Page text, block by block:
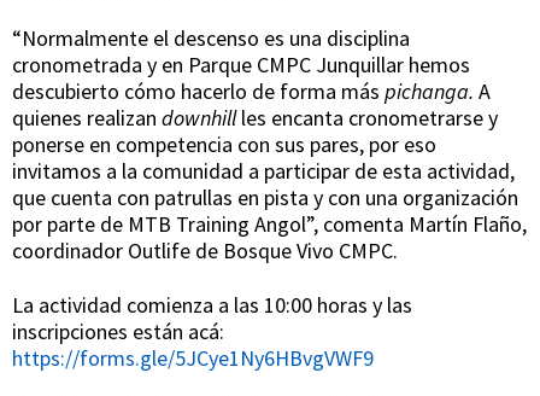
“Normalmente el descenso es una disciplina
cronometrada y en Parque CMPC Junquillar hemos
descubierto cómo hacerlo de forma más pichanga. A
quienes realizan downhillles encanta cronometrarse y
ponerse en competencia con sus pares, por eso
invitamos a la comunidad a participar de esta actividad,
que cuenta con patrullas en pista y con una organización
por parte de MTB Training Angol”, comenta Martín Flaño,
coordinador Outlife de Bosque Vivo CMPC.
La actividad comienza a las 10:00 horas y las
inscripciones están acá:
https://forms.gle/5JCye1Ny6HBvgVWF9